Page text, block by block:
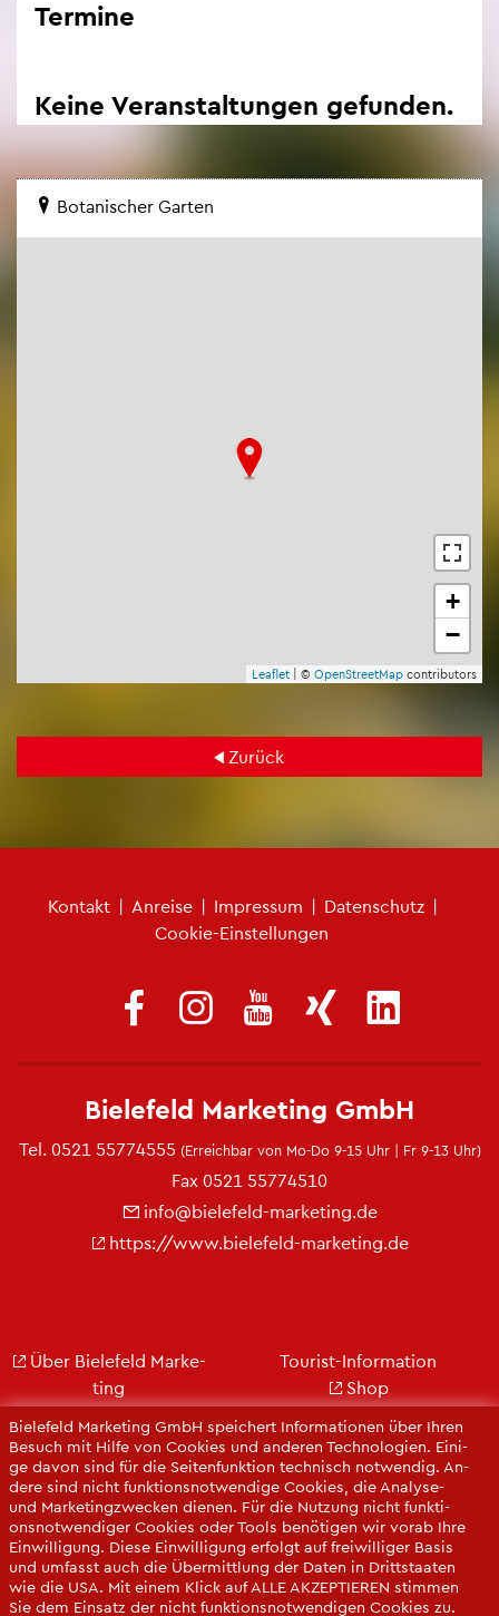
Ter­mi­ne
Keine Ver­an­stal­tun­gen ge­fun­den.
Bo­ta­ni­scher Gar­ten
+
−
Leaf­let | © Open­Street­Map con­tri­bu­tors
Zu­rück
Kon­takt | An­rei­se | Im­pres­sum | Da­ten­schutz |
Coo­kie-Ein­stel­lun­gen
Bie­le­feld Mar­ke­ting GmbH spei­chert In­for­ma­tio­nen über Ihren
Be­such mit Hilfe von Coo­kies und an­de­ren Tech­no­lo­gi­en. Ei­ni­
ge davon sind für die Sei­ten­funk­ti­on tech­nisch not­wen­dig. An­
de­re sind nicht funk­ti­ons­not­wen­di­ge Coo­kies, die Ana­ly­se-
und Mar­ke­ting­zwe­cken die­nen. Für die Nut­zung nicht funk­ti­
ons­not­wen­di­ger Coo­kies oder Tools be­nö­ti­gen wir vorab Ihre
Ein­wil­li­gung. Diese Ein­wil­li­gung er­folgt auf frei­wil­li­ger Basis
und um­fasst auch die Über­mitt­lung der Daten in Dritt­staa­ten
wie die USA. Mit einem Klick auf ALLE AK­ZEP­TIE­REN stim­men
Sie dem Ein­satz der nicht funk­ti­ons­not­wen­di­gen Coo­kies zu.
Bie­le­feld Mar­ke­ting GmbH
Tel. 0521 55774555 (Er­reich­bar von Mo-Do 9-15 Uhr | Fr 9-13 Uhr)
Fax 0521 55774510
info@​bielefeld-​marketing.​de
https://​www.​bielefeld-​marketing.​de
Über Bie­le­feld Mar­ke­
ting
Jobs
Kon­takt
Ge­schäfts­be­richt
Pres­se
Tou­rist-In­for­ma­ti­on
Shop
City Bie­le­feld
Bie­le­feld-Gut­schein
Web­cams